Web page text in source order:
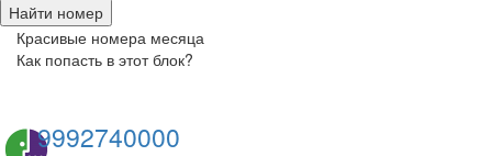
Найти номер
Красивые номера месяца
Как попасть в этот блок?
9992740000